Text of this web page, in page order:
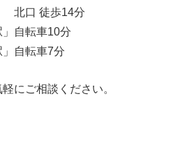
北口 徒歩14分
自転車10分
自転車7分
にご相談ください。